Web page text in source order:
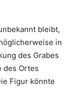
bleibt,
in
des Grabes
des Ortes
Figur könnte